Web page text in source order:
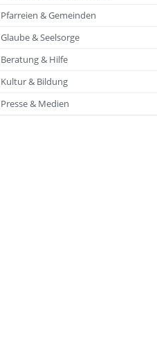
Pfarreien & Gemeinden
Glaube & Seelsorge
Beratung & Hilfe
Kultur & Bildung
Presse & Medien